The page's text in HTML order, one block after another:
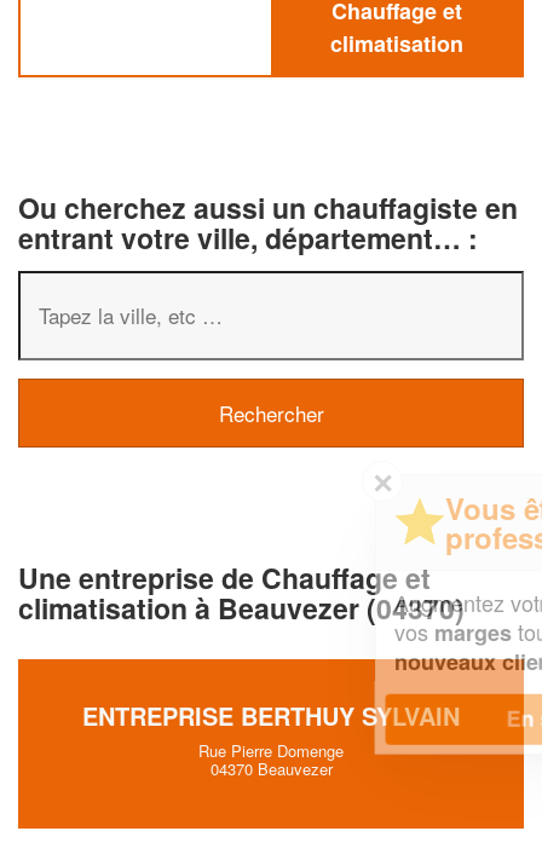
Chauffage et
climatisation
Ou cherchez aussi un chauffagiste en
entrant votre ville, département… :
Une entreprise de Chauffage et
climatisation à Beauvezer (04370)
ENTREPRISE BERTHUY SYLVAIN
Rue Pierre Domenge
04370 Beauvezer
professionnel ?
Augmentez votrechiffre d'affaireset
tout en gagnant de
nouveaux clients!
En savoir plus